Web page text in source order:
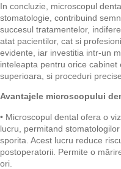
In concluzie, microscopul
stomatologie, contribuind
succesul tratamentelor,
atat pacientilor, cat si
evidente, iar investitia intr-un
inteleapta pentru orice
superioara, si proceduri precise.
Avantajele microscopului
• Microscopul dental ofera o
lucru, permitand
sporita. Acest lucru reduce
postoperatorii. Permite o
ori.